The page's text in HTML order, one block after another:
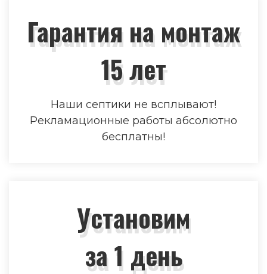
Гарантия на монтаж
15 лет
Наши септики не всплывают!
Рекламационные работы абсолютно
бесплатны!
Установим
за 1 день